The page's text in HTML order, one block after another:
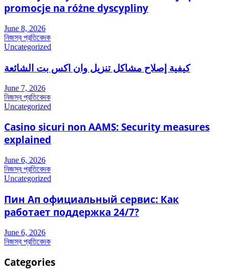
promocje na różne dyscypliny
June 8, 2026
নিজস্ব প্রতিবেদক
Uncategorized
كيفية إصلاح مشاكل تنزيل وان اكس بت الشائعة
June 7, 2026
নিজস্ব প্রতিবেদক
Uncategorized
Casino sicuri non AAMS: Security measures
explained
June 6, 2026
নিজস্ব প্রতিবেদক
Uncategorized
Пин Ап официальный сервис: Как
работает поддержка 24/7?
June 6, 2026
নিজস্ব প্রতিবেদক
Categories